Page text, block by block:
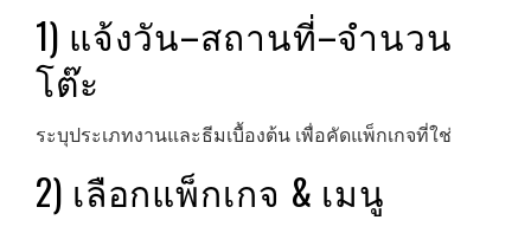
1) แจ้งวัน–สถานที่–จำนวน
โต๊ะ
ระบุประเภทงานและธีมเบื้องต้น เพื่อคัดแพ็กเกจที่ใช่
2) เลือกแพ็กเกจ & เมนู